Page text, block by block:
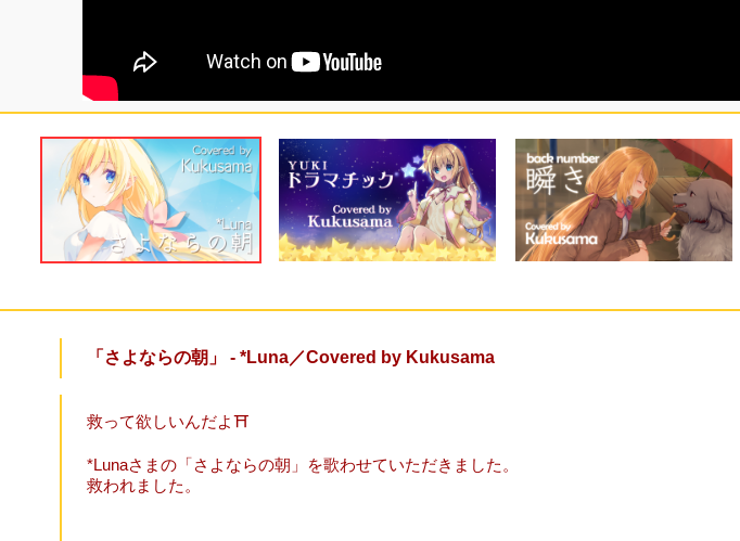
「さよならの朝」 - *Luna／Covered by Kukusama
救って欲しいんだよ⛩
*Lunaさまの「さよならの朝」を歌わせていただきました。
救われました。